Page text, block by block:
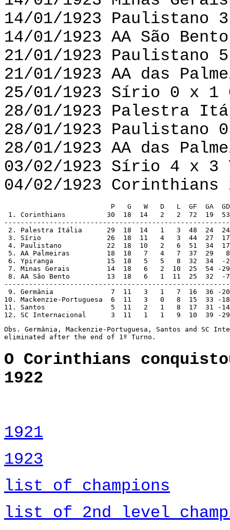
14/01/1923 Paulistano
14/01/1923 AA São
21/01/1923
21/01/1923 AA das
25/01/1923 Sírio 0 x 1
28/01/1923 Palestra
28/01/1923 Paulistano
28/01/1923 AA das
03/02/1923 Sírio 4 x 3
04/02/1923
1. Corinthians          30  18  14   2   2  72  19  53
-------------------------------------------------------
2. Palestra Itália      29  18  14   1   3  48  24  24
3. Sírio		 26  18  11   4   3  44  27  17
4. Paulistano		 22  18  10   2   6  51  34  17
5. AA Palmeiras	 18  18   7   4   7  37  29   8
6. Ypiranga             15  18   5   5   8  32  34  -2
7. Minas Gerais         14  18   6   2  10  25  54 -29
8. AA São Bento         13  18   6   1  11  25  32  -7
-------------------------------------------------------
9. Germânia              7  11   3   1   7  16  36 -20
10. Mackenzie-Portuguesa  6  11   3   0   8  15  33 -18
11. Santos		  5  11   2   1   8  17  31 -14
12. SC Internacional      3  11   1   1   9  10  39 -29
Obs. Germânia, Mackenzie-Portuguesa, Santos and SC
eliminated after the end of 1º Turno.
O Corinthians
1922
1921
1923
list of champions
list of 2nd level